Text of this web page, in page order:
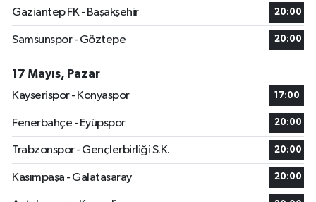
Gaziantep FK - Başakşehir 20:00
Samsunspor - Göztepe 20:00
17 Mayıs, Pazar
Kayserispor - Konyaspor
17:00
Fenerbahçe - Eyüpspor 20:00
Trabzonspor - Gençlerbirliği S.K. 20:00
Kasımpaşa - Galatasaray 20:00